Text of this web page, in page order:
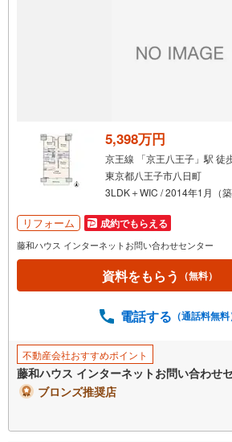
5,398万円
京王線 「京王八王子」駅 徒
東京都八王子市八日町
3LDK＋WIC / 2014年1月（築
リフォーム 成約でもらえる
藤和ハウス インターネットお問い合わせセンター
資料をもらう （無料）
電話する （通話料無料
不動産会社おすすめポイント
藤和ハウス インターネットお問い合わせ
ブロンズ推奨店